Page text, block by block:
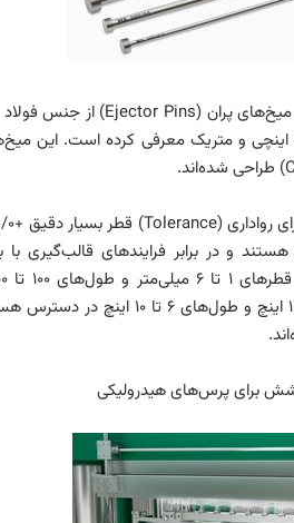
و در برابر فرایندهای قالب‌گیری با
برای پرس‌های هیدرولیکی